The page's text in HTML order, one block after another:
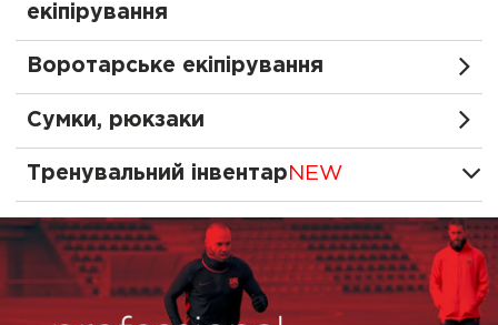
екіпірування
Воротарське екіпірування
Сумки, рюкзаки
Тренувальний інвентар NEW